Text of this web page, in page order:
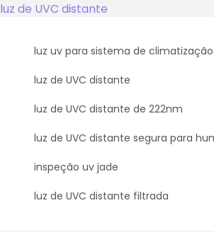
luz de UVC distante
luz uv para sistema de climatização
luz de UVC distante
luz de UVC distante de 222nm
luz de UVC distante segura para
inspeção uv jade
luz de UVC distante filtrada